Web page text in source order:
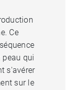
Ce
peau qui
s'avérer
sur le